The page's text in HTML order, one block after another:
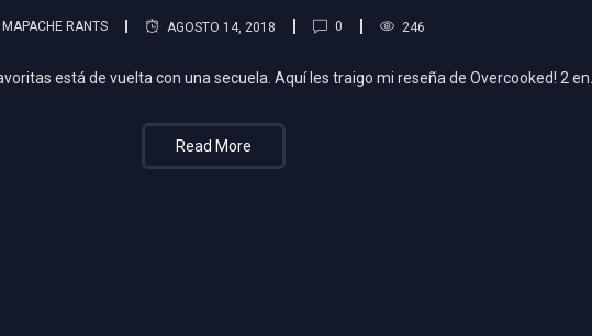
MAPACHE RANTS AGOSTO 14, 2018 0 246
está de vuelta con una secuela. Aquí les traigo mi reseña de Overcooked! 2 en…
Read More